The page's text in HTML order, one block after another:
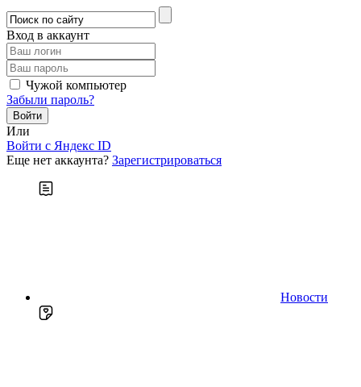
Вход в аккаунт
Чужой компьютер
Забыли пароль?
Или
Войти c Яндекс ID
Еще нет аккаунта? Зарегистрироваться
Новости